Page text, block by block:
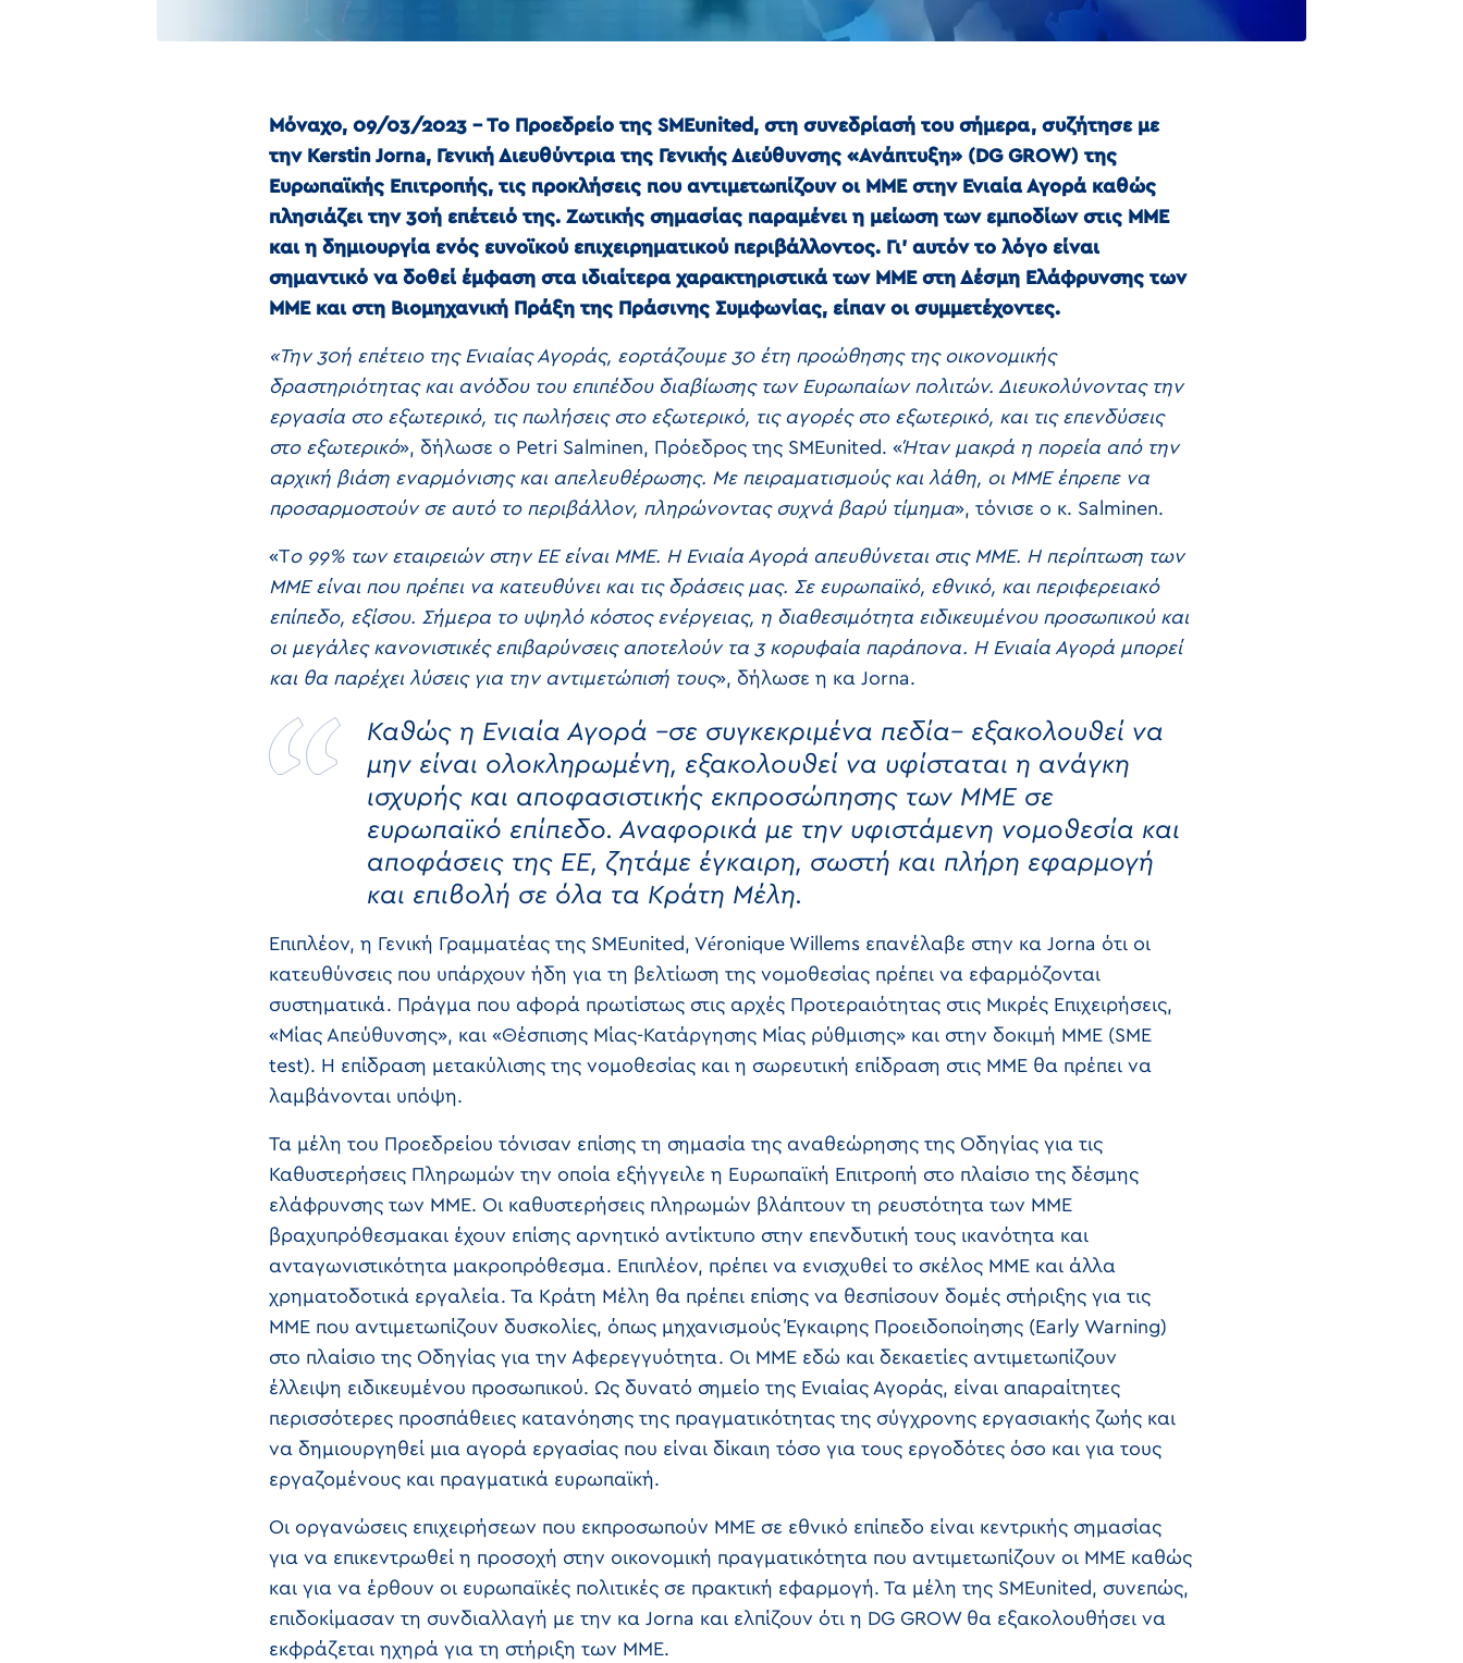
Μόναχο, 09/03/2023 – Το Προεδρείο της SMEunited, στη συνεδρίασή του σήμερα, συζήτησε με
την Kerstin Jorna, Γενική Διευθύντρια της Γενικής Διεύθυνσης «Ανάπτυξη» (DG GROW) της
Ευρωπαϊκής Επιτροπής, τις προκλήσεις που αντιμετωπίζουν οι ΜΜΕ στην Ενιαία Αγορά καθώς
πλησιάζει την 30ή επέτειό της. Ζωτικής σημασίας παραμένει η μείωση των εμποδίων στις ΜΜΕ
και η δημιουργία ενός ευνοϊκού επιχειρηματικού περιβάλλοντος. Γι’ αυτόν το λόγο είναι
σημαντικό να δοθεί έμφαση στα ιδιαίτερα χαρακτηριστικά των ΜΜΕ στη Δέσμη Ελάφρυνσης των
ΜΜΕ και στη Βιομηχανική Πράξη της Πράσινης Συμφωνίας, είπαν οι συμμετέχοντες.
«Την 30ή επέτειο της Ενιαίας Αγοράς, εορτάζουμε 30 έτη προώθησης της οικονομικής
δραστηριότητας και ανόδου του επιπέδου διαβίωσης των Ευρωπαίων πολιτών. Διευκολύνοντας την
εργασία στο εξωτερικό, τις πωλήσεις στο εξωτερικό, τις αγορές στο εξωτερικό, και τις επενδύσεις
στο εξωτερικό», δήλωσε ο Petri Salminen, Πρόεδρος της SMEunited. «Ήταν μακρά η πορεία από την
αρχική βιάση εναρμόνισης και απελευθέρωσης. Με πειραματισμούς και λάθη, οι ΜΜΕ έπρεπε να
προσαρμοστούν σε αυτό το περιβάλλον, πληρώνοντας συχνά βαρύ τίμημα», τόνισε ο κ. Salminen.
«Το 99% των εταιρειών στην ΕΕ είναι ΜΜΕ. Η Ενιαία Αγορά απευθύνεται στις ΜΜΕ. Η περίπτωση των
ΜΜΕ είναι που πρέπει να κατευθύνει και τις δράσεις μας. Σε ευρωπαϊκό, εθνικό, και περιφερειακό
επίπεδο, εξίσου. Σήμερα το υψηλό κόστος ενέργειας, η διαθεσιμότητα ειδικευμένου προσωπικού και
οι μεγάλες κανονιστικές επιβαρύνσεις αποτελούν τα 3 κορυφαία παράπονα. Η Ενιαία Αγορά μπορεί
και θα παρέχει λύσεις για την αντιμετώπισή τους», δήλωσε η κα Jorna.
Καθώς η Ενιαία Αγορά –σε συγκεκριμένα πεδία– εξακολουθεί να
μην είναι ολοκληρωμένη, εξακολουθεί να υφίσταται η ανάγκη
ισχυρής και αποφασιστικής εκπροσώπησης των ΜΜΕ σε
ευρωπαϊκό επίπεδο. Αναφορικά με την υφιστάμενη νομοθεσία και
αποφάσεις της ΕΕ, ζητάμε έγκαιρη, σωστή και πλήρη εφαρμογή
και επιβολή σε όλα τα Κράτη Μέλη.
Επιπλέον, η Γενική Γραμματέας της SMEunited, Véronique Willems επανέλαβε στην κα Jorna ότι οι
κατευθύνσεις που υπάρχουν ήδη για τη βελτίωση της νομοθεσίας πρέπει να εφαρμόζονται
συστηματικά. Πράγμα που αφορά πρωτίστως στις αρχές Προτεραιότητας στις Μικρές Επιχειρήσεις,
«Μίας Απεύθυνσης», και «Θέσπισης Μίας-Κατάργησης Μίας ρύθμισης» και στην δοκιμή ΜΜΕ (SME
test). Η επίδραση μετακύλισης της νομοθεσίας και η σωρευτική επίδραση στις ΜΜΕ θα πρέπει να
λαμβάνονται υπόψη.
Τα μέλη του Προεδρείου τόνισαν επίσης τη σημασία της αναθεώρησης της Οδηγίας για τις
Καθυστερήσεις Πληρωμών την οποία εξήγγειλε η Ευρωπαϊκή Επιτροπή στο πλαίσιο της δέσμης
ελάφρυνσης των ΜΜΕ. Οι καθυστερήσεις πληρωμών βλάπτουν τη ρευστότητα των ΜΜΕ
βραχυπρόθεσμακαι έχουν επίσης αρνητικό αντίκτυπο στην επενδυτική τους ικανότητα και
ανταγωνιστικότητα μακροπρόθεσμα. Επιπλέον, πρέπει να ενισχυθεί το σκέλος ΜΜΕ και άλλα
χρηματοδοτικά εργαλεία. Τα Κράτη Μέλη θα πρέπει επίσης να θεσπίσουν δομές στήριξης για τις
ΜΜΕ που αντιμετωπίζουν δυσκολίες, όπως μηχανισμούς Έγκαιρης Προειδοποίησης (Early Warning)
στο πλαίσιο της Οδηγίας για την Αφερεγγυότητα. Οι ΜΜΕ εδώ και δεκαετίες αντιμετωπίζουν
έλλειψη ειδικευμένου προσωπικού. Ως δυνατό σημείο της Ενιαίας Αγοράς, είναι απαραίτητες
περισσότερες προσπάθειες κατανόησης της πραγματικότητας της σύγχρονης εργασιακής ζωής και
να δημιουργηθεί μια αγορά εργασίας που είναι δίκαιη τόσο για τους εργοδότες όσο και για τους
εργαζομένους και πραγματικά ευρωπαϊκή.
Οι οργανώσεις επιχειρήσεων που εκπροσωπούν ΜΜΕ σε εθνικό επίπεδο είναι κεντρικής σημασίας
για να επικεντρωθεί η προσοχή στην οικονομική πραγματικότητα που αντιμετωπίζουν οι ΜΜΕ καθώς
και για να έρθουν οι ευρωπαϊκές πολιτικές σε πρακτική εφαρμογή. Τα μέλη της SMEunited, συνεπώς,
επιδοκίμασαν τη συνδιαλλαγή με την κα Jorna και ελπίζουν ότι η DG GROW θα εξακολουθήσει να
εκφράζεται ηχηρά για τη στήριξη των ΜΜΕ.